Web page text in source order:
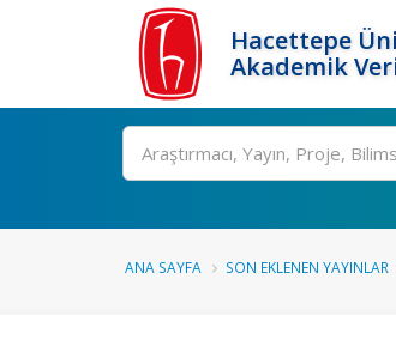
Hacettepe
Akademik
Ara
ANA SAYFA SON EKLENEN YAYINLAR